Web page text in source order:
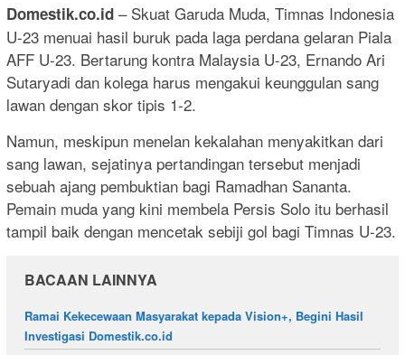
Domestik.co.id – Skuat Garuda Muda, Timnas Indonesia
U-23 menuai hasil buruk pada laga perdana gelaran Piala
AFF U-23. Bertarung kontra Malaysia U-23, Ernando Ari
Sutaryadi dan kolega harus mengakui keunggulan sang
lawan dengan skor tipis 1-2.
Namun, meskipun menelan kekalahan menyakitkan dari
sang lawan, sejatinya pertandingan tersebut menjadi
sebuah ajang pembuktian bagi Ramadhan Sananta.
Pemain muda yang kini membela Persis Solo itu berhasil
tampil baik dengan mencetak sebiji gol bagi Timnas U-23.
BACAAN LAINNYA
Ramai Kekecewaan Masyarakat kepada Vision+, Begini Hasil
Investigasi Domestik.co.id